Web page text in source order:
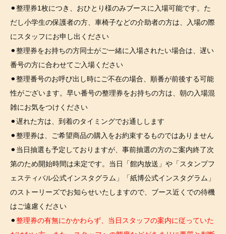
⚫︎整理券1枚につき、おひとり様のみブースに入場可能です。た
だし小学生の保護者の方、車椅子などの介助者の方は、入場の際
にスタッフにお申し出ください
⚫︎整理券をお持ちの方同士がご一緒に入場されたい場合は、遅い
番号の方に合わせてご入場ください
⚫︎整理番号のお呼び出し時にご不在の場合、順番が前後する可能
性がございます。早い番号の整理券をお持ちの方は、朝の入場混
雑にお気をつけください
⚫︎遅れた方は、到着のタイミングでお通しします
⚫︎整理券は、ご希望商品の購入をお約束するものではありません
⚫︎当日抽選も予定しておりますが、事前抽選の方のご案内終了次
第のため開始時間は未定です。当日「館内放送」や「スタンプフ
ェスティバル公式インスタグラム」「紙博公式インスタグラム」
のストーリーズでお知らせいたしますので、ブース近くでの待機
はご遠慮ください
⚫︎整理券の有無にかかわらず、当日スタッフの案内に従っていた